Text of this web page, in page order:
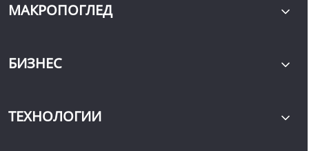
МАКРОПОГЛЕД
БИЗНЕС
ТЕХНОЛОГИИ